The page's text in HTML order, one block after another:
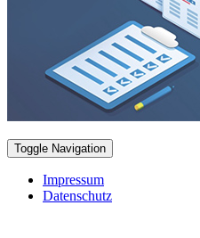
Toggle Navigation
Impressum
Datenschutz